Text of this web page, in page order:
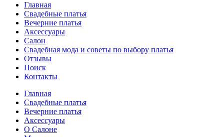
Главная
Свадебные платья
Вечерние платья
Аксессуары
Салон
Свадебная мода и советы по выбору платья
Отзывы
Поиск
Контакты
Главная
Свадебные платья
Вечерние платья
Аксессуары
О Салоне